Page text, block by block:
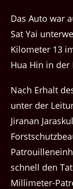
Das Auto war
Sat Yai
Kilometer 13
Hua Hin in der
Nach Erhalt
unter der
Jiranan
schnell den
Millimeter-